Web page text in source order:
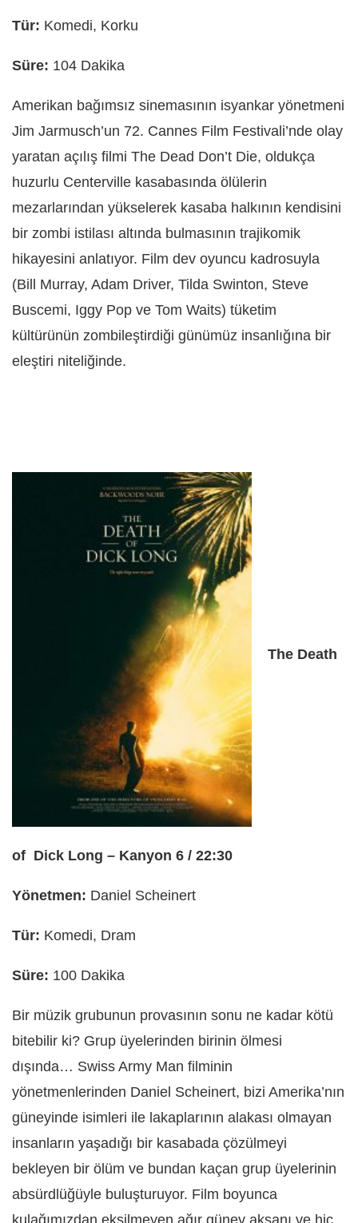
Tür: Komedi, Korku
Süre: 104 Dakika
Amerikan bağımsız sinemasının isyankar yönetmeni
Jim Jarmusch’un 72. Cannes Film Festivali’nde olay
yaratan açılış filmi The Dead Don’t Die, oldukça
huzurlu Centerville kasabasında ölülerin
mezarlarından yükselerek kasaba halkının kendisini
bir zombi istilası altında bulmasının trajikomik
hikayesini anlatıyor. Film dev oyuncu kadrosuyla
(Bill Murray, Adam Driver, Tilda Swinton, Steve
Buscemi, Iggy Pop ve Tom Waits) tüketim
kültürünün zombileştirdiği günümüz insanlığına bir
eleştiri niteliğinde.
The Death
of Dick Long – Kanyon 6 / 22:30
Yönetmen: Daniel Scheinert
Tür: Komedi, Dram
Süre: 100 Dakika
Bir müzik grubunun provasının sonu ne kadar kötü
bitebilir ki? Grup üyelerinden birinin ölmesi
dışında… Swiss Army Man filminin
yönetmenlerinden Daniel Scheinert, bizi Amerika’nın
güneyinde isimleri ile lakaplarının alakası olmayan
insanların yaşadığı bir kasabada çözülmeyi
bekleyen bir ölüm ve bundan kaçan grup üyelerinin
absürdlüğüyle buluşturuyor. Film boyunca
kulağımızdan eksilmeyen ağır güney aksanı ve hiç